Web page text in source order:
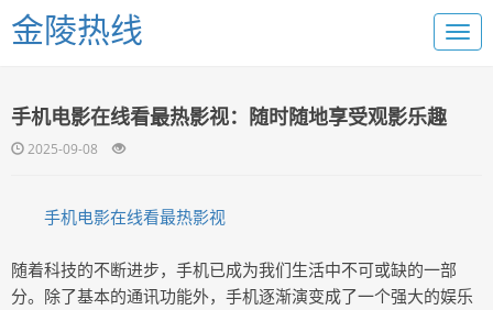
金陵热线
手机电影在线看最热影视：随时随地享受观影乐趣
2025-09-08
手机电影在线看最热影视
随着科技的不断进步，手机已成为我们生活中不可或缺的一部
分。除了基本的通讯功能外，手机逐渐演变成了一个强大的娱乐